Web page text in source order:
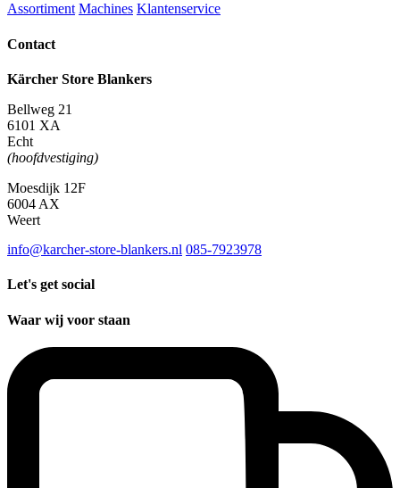
Assortiment Machines Klantenservice
Contact
Kärcher Store Blankers
Bellweg 21
6101 XA
Echt
(hoofdvestiging)
Moesdijk 12F
6004 AX
Weert
info@karcher-store-blankers.nl 085-7923978
Let's get social
Waar wij voor staan